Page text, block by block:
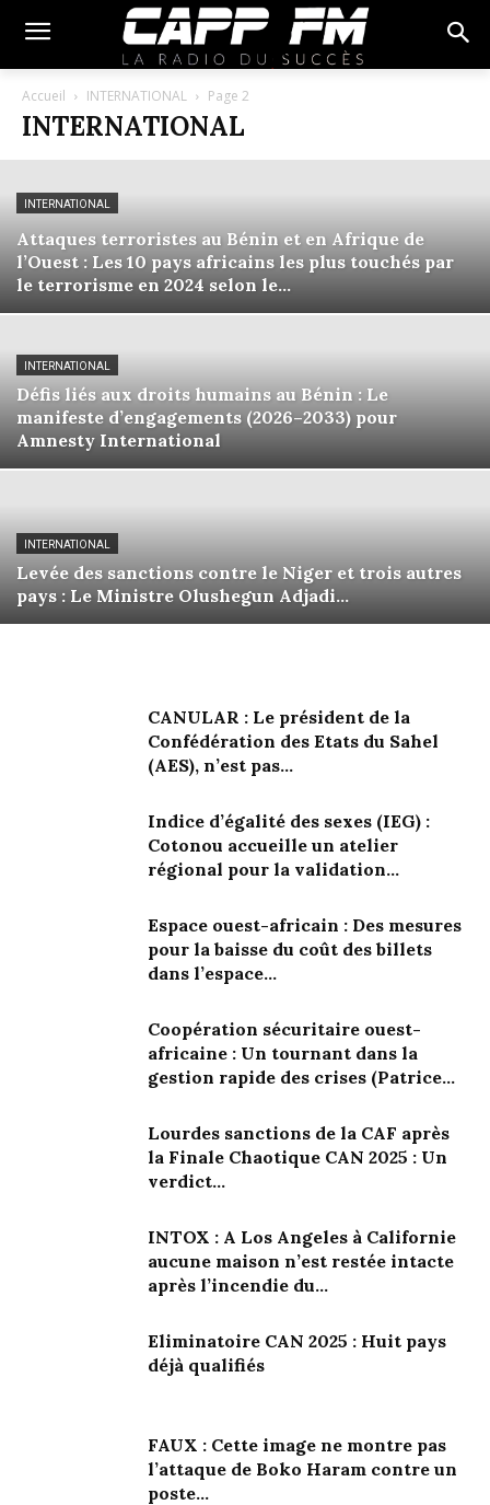
Accueil INTERNATIONAL Page 2
INTERNATIONAL
INTERNATIONAL
Attaques terroristes au Bénin et en Afrique de
l’Ouest : Les 10 pays africains les plus touchés par
le terrorisme en 2024 selon le...
INTERNATIONAL
Défis liés aux droits humains au Bénin : Le
manifeste d’engagements (2026–2033) pour
Amnesty International
INTERNATIONAL
Levée des sanctions contre le Niger et trois autres
pays : Le Ministre Olushegun Adjadi...
CANULAR : Le président de la
Confédération des Etats du Sahel
(AES), n’est pas...
Indice d’égalité des sexes (IEG) :
Cotonou accueille un atelier
régional pour la validation...
Espace ouest-africain : Des mesures
pour la baisse du coût des billets
dans l’espace...
Coopération sécuritaire ouest-
africaine : Un tournant dans la
gestion rapide des crises (Patrice...
Lourdes sanctions de la CAF après
la Finale Chaotique CAN 2025 : Un
verdict...
INTOX : A Los Angeles à Californie
aucune maison n’est restée intacte
après l’incendie du...
Eliminatoire CAN 2025 : Huit pays
déjà qualifiés
FAUX : Cette image ne montre pas
l’attaque de Boko Haram contre un
poste...